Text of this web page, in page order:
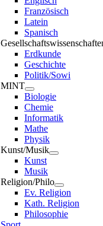
Französisch
Latein
Spanisch
Erdkunde
Geschichte
Politik/Sowi
MINT
Biologie
Chemie
Informatik
Mathe
Physik
Kunst/Musik
Kunst
Musik
Religion/Philo
Ev. Religion
Kath. Religion
Philosophie